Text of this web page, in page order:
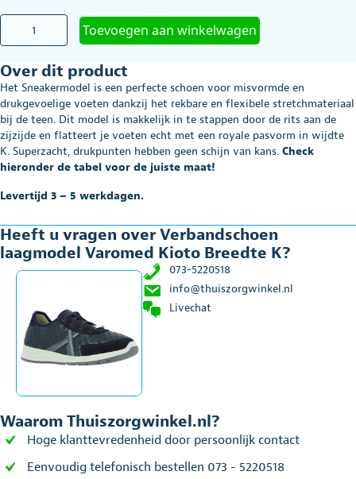
Verbandschoen
laagmodel
Kioto
Breedte
K
aantal
Toevoegen aan winkelwagen
Over dit product
Het Sneakermodel is een perfecte schoen voor misvormde en
drukgevoelige voeten dankzij het rekbare en flexibele stretchmateriaal
bij de teen. Dit model is makkelijk in te stappen door de rits aan de
zijzijde en flatteert je voeten echt met een royale pasvorm in wijdte
K. Superzacht, drukpunten hebben geen schijn van kans. Check
hieronder de tabel voor de juiste maat!
Levertijd 3 – 5 werkdagen.
Heeft u vragen over Verbandschoen
laagmodel Varomed Kioto Breedte K?
073-5220518
info@thuiszorgwinkel.nl
Livechat
Waarom Thuiszorgwinkel.nl?
Hoge klanttevredenheid door persoonlijk contact
Eenvoudig telefonisch bestellen 073 - 5220518